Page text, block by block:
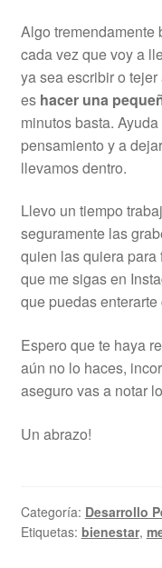
Algo tremendamente
cada vez que voy a
ya sea escribir o
es hacer una
minutos basta.
pensamiento y a
llevamos dentro.
Llevo un tiempo
seguramente las
quien las quiera para
que me sigas en
que puedas
Espero que te haya
aún no lo haces,
aseguro vas a notar
Un abrazo!
Categoría: Desarrollo
Etiquetas: bienestar,